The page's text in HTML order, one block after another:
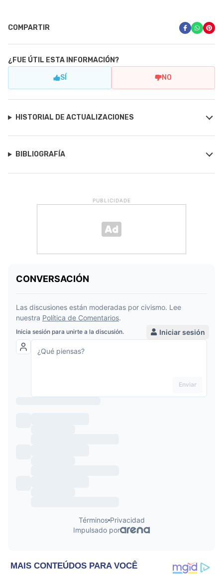
COMPARTIR
¿FUE ÚTIL ESTA INFORMACIÓN?
SÍ NO
HISTORIAL DE ACTUALIZACIONES
BIBLIOGRAFÍA
PUBLICIDADE